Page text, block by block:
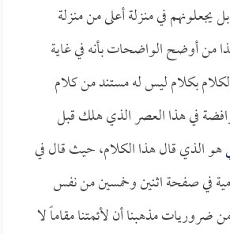
بل يجعلونهم في منزلة أعلى من منزلة
من أوضح الواضحات بأنه في غاية
بكلام ليس له مستند من كلام
في هذا العصر الذي هلك قبل
هو الذي قال هذا الكلام، حيث قال في
في صفحة اثنين وخمسين من نفس
ضروريات مذهبنا أن لأئمتنا مقاماً لا